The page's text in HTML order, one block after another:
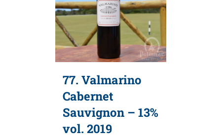
77. Valmarino
Cabernet
Sauvignon – 13%
vol. 2019